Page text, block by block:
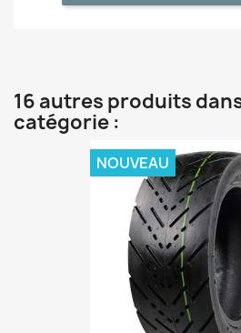
16 autres produits
catégorie :
NOUVEAU